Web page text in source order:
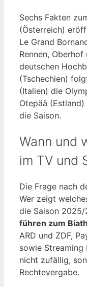
Sechs Fakten
(Österreich)
Le Grand
Rennen,
deutschen
(Tschechien)
(Italien) die
Otepää
die Saison.
Wann und
im TV und
Die Frage nach
Wer zeigt
die Saison
führen zum
ARD und ZDF,
sowie Streaming
nicht zufällig,
Rechtevergabe.